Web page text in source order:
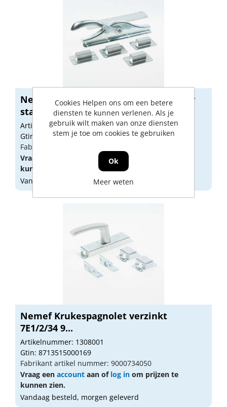
Nemef Zware Pompespagnolet zonder
stang ...
Artikelnummer: 1308111
Gtin: 8713515000329
Fabrikant artikel nummer: 9001683220
Vraag een
aan oflog in
kunnen zien.
Vandaag besteld, morgen geleverd
Nemef Krukespagnolet verzinkt
7E1/2/34 9...
Artikelnummer: 1308001
Gtin: 8713515000169
Fabrikant artikel nummer: 9000734050
Vraag een account aan of log in om prijzen te
kunnen zien.
Vandaag besteld, morgen geleverd
Cookies Helpen ons om een betere
diensten te kunnen verlenen. Als je
gebruik wilt maken van onze diensten
stem je toe om cookies te gebruiken
Ok
Meer weten